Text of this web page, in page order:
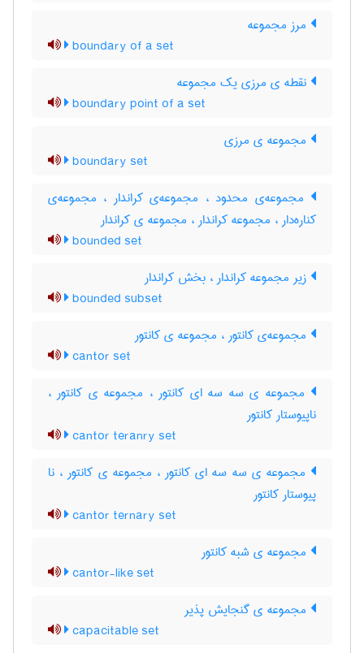
مرز مجموعه
boundary of a set
نقطه ی مرزی یک مجموعه
boundary point of a set
مجموعه ی مرزی
boundary set
مجموعه‌ی محدود ، مجموعه‌ی کراندار ، مجموعه‌ی
کناره‌دار ، مجموعه کراندار ، مجموعه ی کراندار
bounded set
زیر مجموعه کراندار ، بخش کراندار
bounded subset
مجموعه‌ی کانتور ، مجموعه ی کانتور
cantor set
مجموعه ی سه سه ای کانتور ، مجموعه ی کانتور ،
ناپیوستار کانتور
cantor teranry set
مجموعه ی سه سه ای کانتور ، مجموعه ی کانتور ، نا
پیوستار کانتور
cantor ternary set
مجموعه ی شبه کانتور
cantor-like set
مجموعه ی گنجایش پذیر
capacitable set